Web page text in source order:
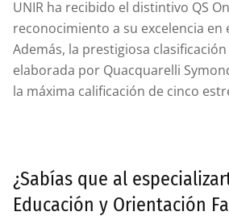
UNIR ha recibido el distintivo QS
reconocimiento a su excelencia en
Además, la prestigiosa clasificación
elaborada por Quacquarelli
la máxima calificación de cinco
¿Sabías que al
Educación y Orientación